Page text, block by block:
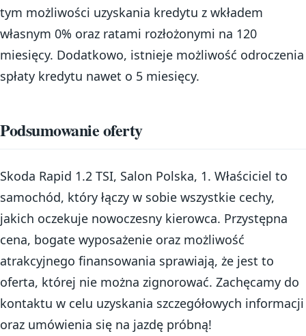
tym możliwości uzyskania kredytu z wkładem
własnym 0% oraz ratami rozłożonymi na 120
miesięcy. Dodatkowo, istnieje możliwość odroczenia
spłaty kredytu nawet o 5 miesięcy.
Podsumowanie oferty
Skoda Rapid 1.2 TSI, Salon Polska, 1. Właściciel to
samochód, który łączy w sobie wszystkie cechy,
jakich oczekuje nowoczesny kierowca. Przystępna
cena, bogate wyposażenie oraz możliwość
atrakcyjnego finansowania sprawiają, że jest to
oferta, której nie można zignorować. Zachęcamy do
kontaktu w celu uzyskania szczegółowych informacji
oraz umówienia się na jazdę próbną!